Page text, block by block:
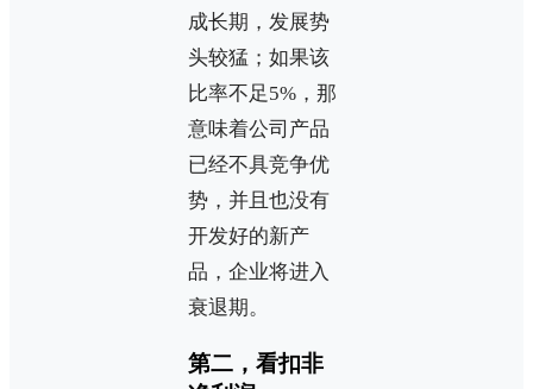
成长期，发展势
头较猛；如果该
比率不足5%，那
意味着公司产品
已经不具竞争优
势，并且也没有
开发好的新产
品，企业将进入
衰退期。
第二，看扣非